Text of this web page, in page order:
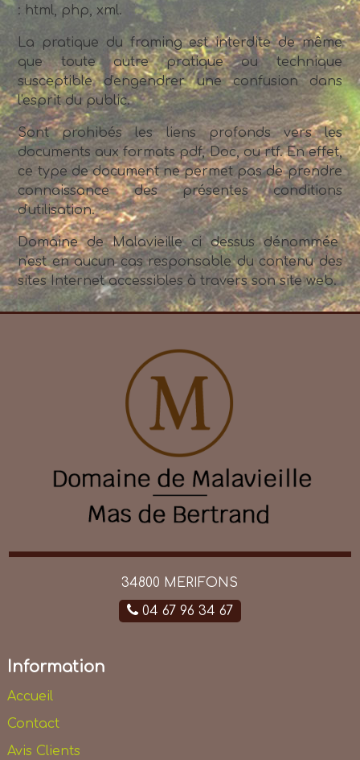
: html, php, xml.
La pratique du framing est interdite de même
que toute autre pratique ou technique
susceptible d'engendrer une confusion dans
l'esprit du public.
Sont prohibés les liens profonds vers les
documents aux formats pdf, Doc, ou rtf. En effet,
ce type de document ne permet pas de prendre
connaissance des présentes conditions
d'utilisation.
Domaine de Malavieille ci dessus dénommée
n'est en aucun cas responsable du contenu des
sites Internet accessibles à travers son site web.
34800 MERIFONS
04 67 96 34 67
Information
Accueil
Contact
Avis Clients